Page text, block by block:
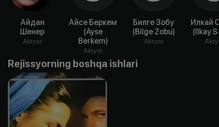
Айдан
Шенер
Aktyor
Айсе Беркем
(Ayse
Berkem)
Aktyor
Билге Зобу
(Bilge Zobu)
Aktyor
Илкай
(Ilkay
Rejissyorning boshqa ishlari